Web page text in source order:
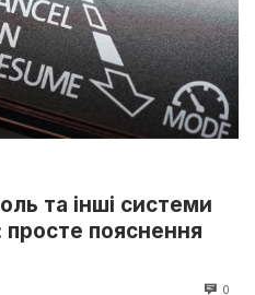
та інші системи
просте пояснення
0